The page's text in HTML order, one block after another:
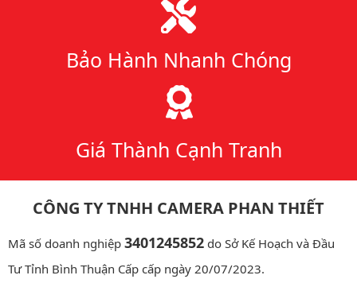
Bảo Hành Nhanh Chóng
Giá Thành Cạnh Tranh
CÔNG TY TNHH CAMERA PHAN THIẾT
Mã số doanh nghiệp 3401245852 do Sở Kế Hoạch và Đầu
Tư Tỉnh Bình Thuận Cấp cấp ngày 20/07/2023.